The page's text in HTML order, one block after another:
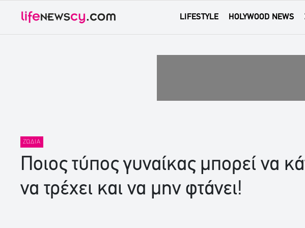
LIFESTYLE HOLYWOOD NEWS
ΖΏΔΙΑ
Ποιος τύπος γυναίκας μπορεί να
να τρέχει και να μην φτάνει!